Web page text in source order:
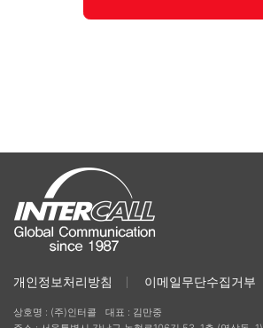
개인정보처리방침 이메일무단수집거부
상호명 : (주)인터콜
대표 : 김만중